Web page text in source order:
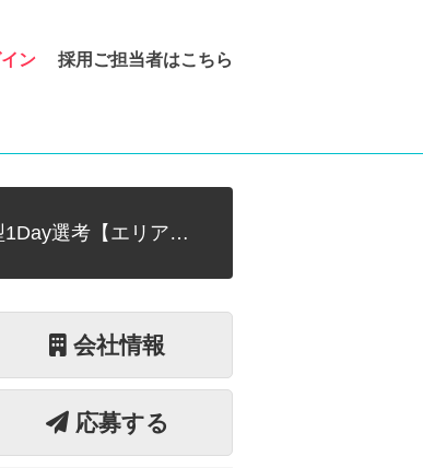
ン 採用ご担当者はこちら
選考【エリア…
会社情報
応募する